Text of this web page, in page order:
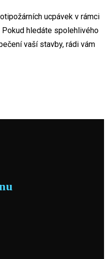
ucpávek v rámci
hledáte spolehlivého
vaší stavby, rádi vám